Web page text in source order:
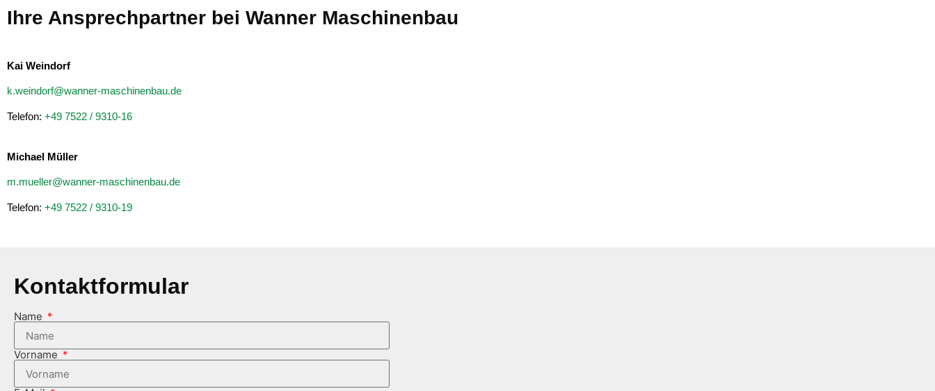
Ihre Ansprechpartner bei Wanner Maschinenbau
Kai Weindorf
k.weindorf@wanner-maschinenbau.de
Telefon: +49 7522 / 9310-16
Michael Müller
m.mueller@wanner-maschinenbau.de
Telefon: +49 7522 / 9310-19
Kontaktformular
Name
Vorname